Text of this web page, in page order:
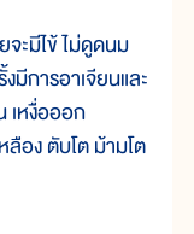
ะมีไข้ ไม่ดูดนม
มีการอาเจียนและ
เหงื่อออก
อง ตับโต ม้ามโต